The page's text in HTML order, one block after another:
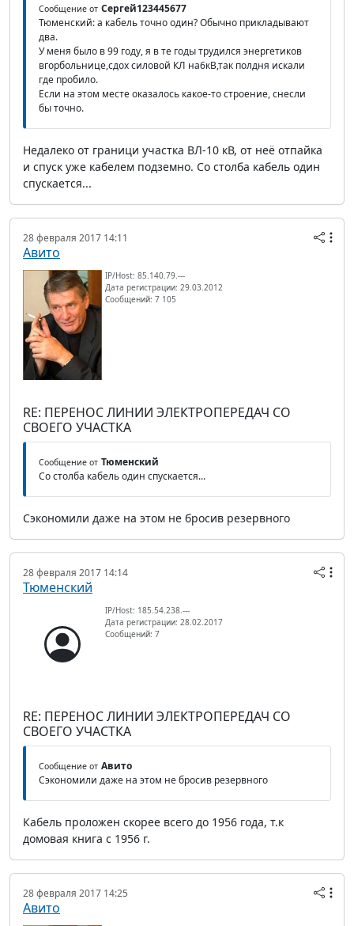
Сообщение от Сергей123445677
Тюменский: а кабель точно один? Обычно прикладывают
два.
У меня было в 99 году, я в те годы трудился энергетиков
вгорбольнице,сдох силовой КЛ на6кВ,так полдня искали
где пробило.
Если на этом месте оказалось какое-то строение, снесли
бы точно.
Недалеко от граници участка ВЛ-10 кВ, от неё отпайка
и спуск уже кабелем подземно. Со столба кабель один
спускается...
28 февраля 2017 14:11
Авито
IP/Host: 85.140.79.---
Дата регистрации: 29.03.2012
Сообщений: 7 105
RE: ПЕРЕНОС ЛИНИИ ЭЛЕКТРОПЕРЕДАЧ СО
СВОЕГО УЧАСТКА
Сообщение от Тюменский
Со столба кабель один спускается...
Сэкономили даже на этом не бросив резервного
28 февраля 2017 14:14
Тюменский
IP/Host: 185.54.238.---
Дата регистрации: 28.02.2017
Сообщений: 7
RE: ПЕРЕНОС ЛИНИИ ЭЛЕКТРОПЕРЕДАЧ СО
СВОЕГО УЧАСТКА
Сообщение от Авито
Сэкономили даже на этом не бросив резервного
Кабель проложен скорее всего до 1956 года, т.к
домовая книга с 1956 г.
28 февраля 2017 14:25
Авито